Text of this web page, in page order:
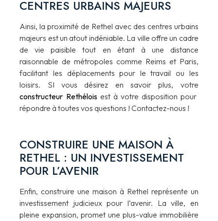
CENTRES URBAINS MAJEURS
Ainsi, la proximité de Rethel avec des centres urbains
majeurs est un atout indéniable. La ville offre un cadre
de vie paisible tout en étant à une distance
raisonnable de métropoles comme Reims et Paris,
facilitant les déplacements pour le travail ou les
loisirs. SI vous désirez en savoir plus, votre
constructeur Rethéloisest à votre disposition pour
répondre à toutes vos questions ! Contactez-nous !
CONSTRUIRE UNE MAISON À
RETHEL : UN INVESTISSEMENT
POUR L’AVENIR
Enfin, construire une maison à Rethel représente un
investissement judicieux pour l’avenir. La ville, en
pleine expansion, promet une plus-value immobilière